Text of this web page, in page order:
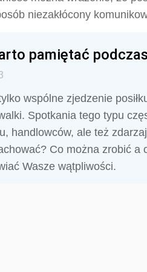
niezakłócony
pamiętać
wspólne zjedzenie
Spotkania tego typu
handlowców, ale też
Co można zrobić
Wasze wątpliwości.